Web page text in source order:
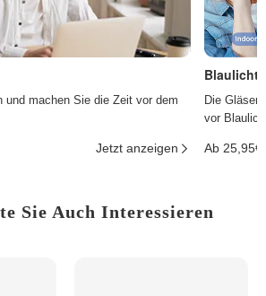
und machen Sie die Zeit vor dem
Jetzt anzeigen
Die Gläser
vor
Ab 25,95€
Sie Auch Interessieren